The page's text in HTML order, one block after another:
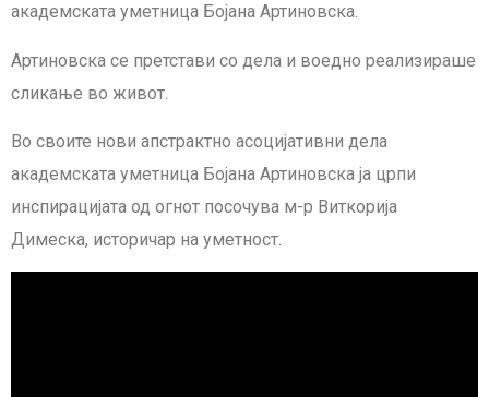
академската уметница Бојана Артиновска.
Артиновска се претстави со дела и воедно реализираше
сликање во живот.
Во своите нови апстрактно асоцијативни дела
академската уметница Бојана Артиновска ја црпи
инспирацијата од огнот посочува м-р Виткорија
Димеска, историчар на уметност.